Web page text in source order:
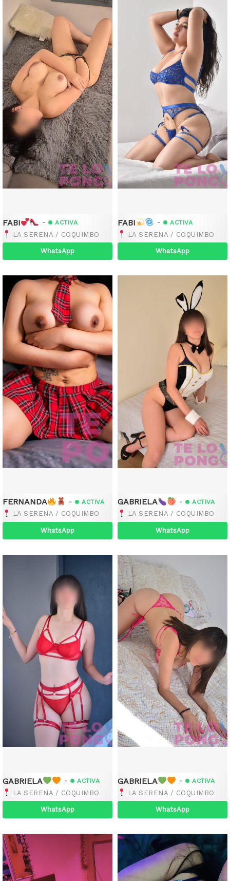
FABI - ACTIVA
LA SERENA / COQUIMBO
WhatsApp
FABI - ACTIVA
LA SERENA / COQUIMBO
WhatsApp
FERNANDA - ACTIVA
LA SERENA / COQUIMBO
WhatsApp
GABRIELA - ACTIVA
LA SERENA / COQUIMBO
WhatsApp
GABRIELA - ACTIVA
LA SERENA / COQUIMBO
WhatsApp
GABRIELA - ACTIVA
LA SERENA / COQUIMBO
WhatsApp